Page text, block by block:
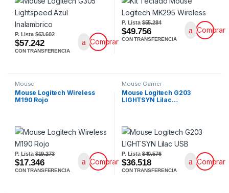
P. Lista$63.602
$57.242
CON TRANSFERENCIA
Comprar
P. Lista$55.284
$49.756
CON TRANSFERENCIA
Comprar
Mouse
Mouse Logitech Wireless
M190 Rojo
P. Lista$19.273
$17.346
CON TRANSFERENCIA
Comprar
Mouse Gamer
Mouse Logitech G203
LIGHTSYN Lilac…
P. Lista$40.576
$36.518
CON TRANSFERENCIA
Comprar